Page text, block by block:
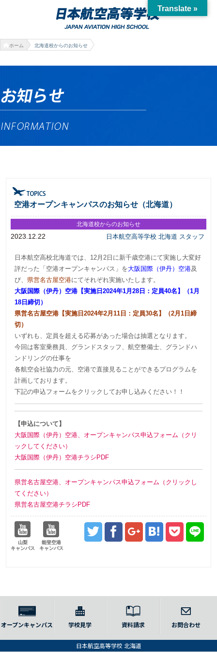
ホーム 北海道校からのお知らせ
空港オープンキャンパスのお知らせ（北海道）
2023.12.22
北海道校からのお知らせ
日本航空高等学校 北海道 スタッフ
日本航空高校北海道では、12月2日に新千歳空港にて実施し大変好
評だった「空港オープンキャンパス」を大阪国際（伊丹）空港及
び、 県営名古屋空港にてそれぞれ実施いたします。
大阪国際（伊丹）空港【実施日2024年1月28日：定員40名】（1月
18日締切）
県営名古屋空港【実施日2024年2月11日：定員30名】（2月1日締
切）
いずれも、定員を超える応募があった場合は抽選となります。
今回は客室乗務員、グランドスタッフ、航空整備士、グランドハ
ンドリングの仕事を
各航空会社協力の元、空港で直接見ることができるプログラムを
計画しております。
下記の申込フォームをクリックしてお申し込みください！！
【申込について】
大阪国際（伊丹）空港、オープンキャンパス申込フォーム（クリ
ックしてください）
大阪国際（伊丹）空港チラシPDF
県営名古屋空港、オープンキャンパス申込フォーム（クリックし
てください）
県営名古屋空港チラシPDF
山梨
キャンパス
能登空港
キャンパス
オープンキャンパス 学校見学 資料請求 お問合わせ
日本航空高等学校 北海道
Translate »